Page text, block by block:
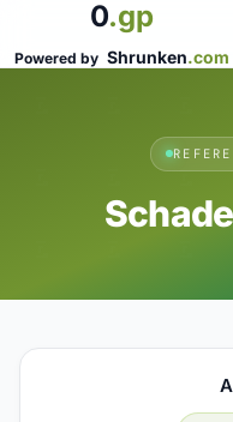
0.gp
Powered by Shrunken.com